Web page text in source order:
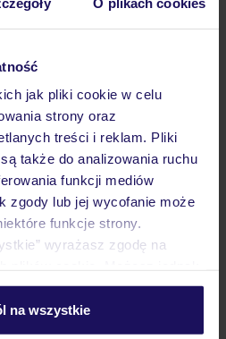
jak pliki cookie w celu
strony oraz
treści i reklam. Pliki
także do analizowania ruchu
funkcji mediów
zgody lub jej wycofanie może
funkcje strony.
wyrażasz zgodę na
wchodząc w zakładkę
o plikach cookie znajdziesz
na wszystkie